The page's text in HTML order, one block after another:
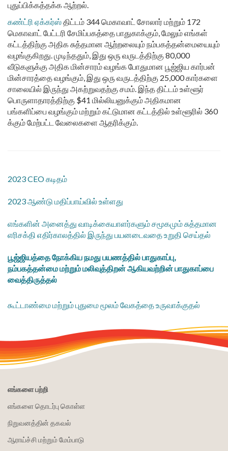
புதுப்பிக்கத்தக்க ஆற்றல்.
கண்ட்ரி ஏக்கர்ஸ்திட்டம் 344 மெகாவாட் சோலார் மற்றும் 172
மெகாவாட் பேட்டரி சேமிப்பகத்தை பாதுகாக்கும், மேலும் எங்கள்
கட்டத்திற்கு அதிக சுத்தமான ஆற்றலையும் நம்பகத்தன்மையையும்
வழங்குகிறது. முடிந்ததும், இது ஒரு வருடத்திற்கு 80,000
வீடுகளுக்கு அதிக மின்சாரம் வழங்க போதுமான பூஜ்ஜிய கார்பன்
மின்சாரத்தை வழங்கும், இது ஒரு வருடத்திற்கு 25,000 கார்களை
சாலையில் இருந்து அகற்றுவதற்கு சமம். இந்த திட்டம் உள்ளூர்
பொருளாதாரத்திற்கு $41 மில்லியனுக்கும் அதிகமான
பங்களிப்பை வழங்கும் மற்றும் கட்டுமான கட்டத்தில் உள்ளூரில் 360
க்கும் மேற்பட்ட வேலைகளை ஆதரிக்கும்.
2023 CEO கடிதம்
2023 ஆண்டு மதிப்பாய்வில் உள்ளது
எங்களின் அனைத்து வாடிக்கையாளர்களும் சமூகமும் சுத்தமான
எரிசக்தி எதிர்காலத்தில் இருந்து பயனடைவதை உறுதி செய்தல்
பூஜ்ஜியத்தை நோக்கிய நமது பயணத்தில் பாதுகாப்பு,
நம்பகத்தன்மை மற்றும் மலிவுத்திறன் ஆகியவற்றின் பாதுகாப்பை
வைத்திருத்தல்
கூட்டாண்மை மற்றும் புதுமை மூலம் வேகத்தை உருவாக்குதல்
எங்களை பற்றி
எங்களை தொடர்பு கொள்ள
நிறுவனத்தின் தகவல்
ஆராய்ச்சி மற்றும் மேம்பாடு